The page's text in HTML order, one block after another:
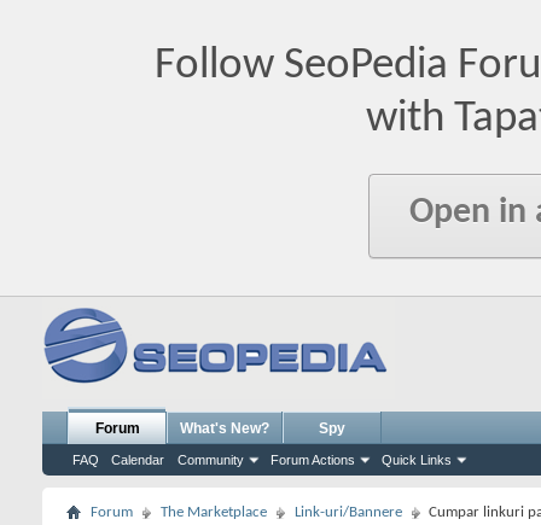
Follow SeoPedia
with
Open in
Forum
FAQ Calendar Community Forum Actions Quick Links
What's New? Spy
Forum The Marketplace Link-uri/Bannere Cumpar linkuri